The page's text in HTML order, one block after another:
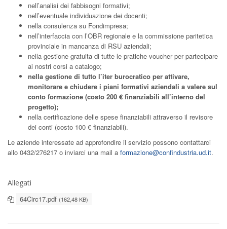
nell’analisi dei fabbisogni formativi;
nell’eventuale individuazione dei docenti;
nella consulenza su Fondimpresa;
nell’interfaccia con l’OBR regionale e la commissione paritetica
provinciale in mancanza di RSU aziendali;
nella gestione gratuita di tutte le pratiche voucher per partecipare
ai nostri corsi a catalogo;
nella gestione di tutto l’iter burocratico per attivare,
monitorare e chiudere i piani formativi aziendali a valere sul
conto formazione (costo 200 € finanziabili all’interno del
progetto);
nella certificazione delle spese finanziabili attraverso il revisore
dei conti (costo 100 € finanziabili).
Le aziende interessate ad approfondire il servizio possono contattarci
allo 0432/276217 o inviarci una mail a formazione@confindustria.ud.it.
Allegati
64Circ17.pdf (162,48 KB)